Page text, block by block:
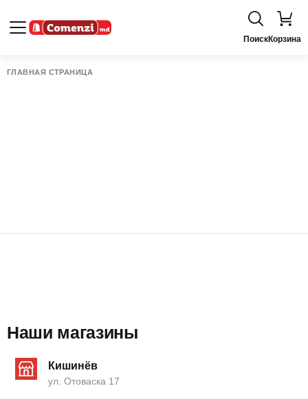
ПоискКорзина
ГЛАВНАЯ СТРАНИЦА
Наши магазины
Кишинёв
ул. Отоваска 17